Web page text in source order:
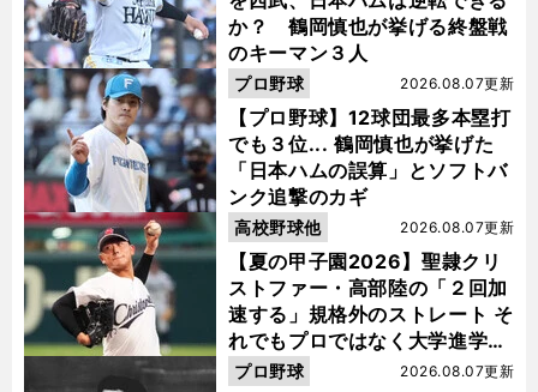
か？ 鶴岡慎也が挙げる終盤戦
のキーマン３人
【プロ野球】12球団最多本塁打
でも３位... 鶴岡慎也が挙げた
「日本ハムの誤算」とソフトバ
ンク追撃のカギ
2026.08.07更新
プロ野球
【夏の甲子園2026】聖隷クリ
ストファー・高部陸の「２回加
速する」規格外のストレート そ
れでもプロではなく大学進学を
選ぶ理由
2026.08.07更新
高校野球他
2026.08.07更新
プロ野球